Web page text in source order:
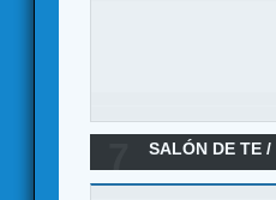
SALÓN DE TE /